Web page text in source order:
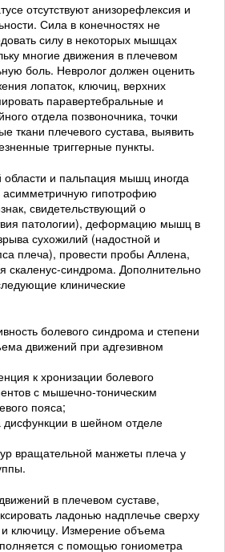
отсутствуют анизорефлексия и
Сила в конечностях не
силу в некоторых мышцах
многие движения в плечевом
боль. Невролог должен оценить
лопаток, ключиц, верхних
паравертебральные и
отдела позвоночника, точки
ткани плечевого сустава, выявить
триггерные пункты.
и пальпация мышц иногда
асимметричную гипотрофию
свидетельствующий о
патологии), деформацию мышц в
сухожилий (надостной и
плеча), провести пробы Аллена,
скаленус-синдрома. Дополнительно
клинические
болевого синдрома и степени
движений при адгезивном
к хронизации болевого
с мышечно-тоническим
пояса;
дисфункции в шейном отделе
вращательной манжеты плеча у
в плечевом суставе,
ладонью надплечье сверху
и ключицу. Измерение объема
с помощью гониометра